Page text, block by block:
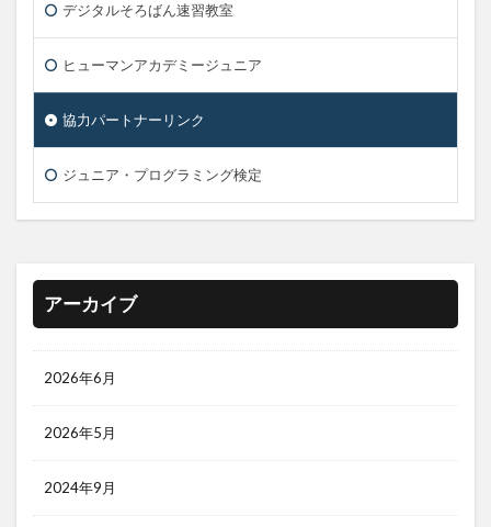
デジタルそろばん速習教室
ヒューマンアカデミージュニア
協力パートナーリンク
ジュニア・プログラミング検定
アーカイブ
2026年6月
2026年5月
2024年9月